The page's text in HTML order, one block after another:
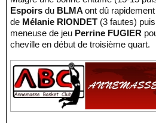
Espoirs du BLMA ont dû
de Mélanie RIONDET (3 fautes)
meneuse de jeu Perrine FUGIER
cheville en début de troisième quart.